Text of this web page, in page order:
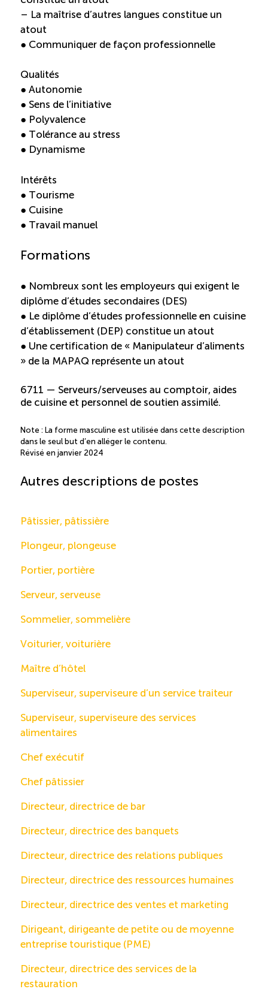
– La maîtrise d’autres langues constitue un
atout
● Communiquer de façon professionnelle
Qualités
● Autonomie
● Sens de l’initiative
● Polyvalence
● Tolérance au stress
● Dynamisme
Intérêts
● Tourisme
● Cuisine
● Travail manuel
Formations
● Nombreux sont les employeurs qui exigent le
diplôme d’études secondaires (DES)
● Le diplôme d’études professionnelle en cuisine
d’établissement (DEP) constitue un atout
● Une certification de « Manipulateur d’aliments
» de la MAPAQ représente un atout
6711 — Serveurs/serveuses au comptoir, aides
de cuisine et personnel de soutien assimilé.
Note : La forme masculine est utilisée dans cette description
dans le seul but d’en alléger le contenu.
Révisé en janvier 2024
Autres descriptions de postes
Pâtissier, pâtissière
Plongeur, plongeuse
Portier, portière
Serveur, serveuse
Sommelier, sommelière
Voiturier, voiturière
Maître d’hôtel
Superviseur, superviseure d’un service traiteur
Superviseur, superviseure des services
alimentaires
Chef exécutif
Chef pâtissier
Directeur, directrice de bar
Directeur, directrice des banquets
Directeur, directrice des relations publiques
Directeur, directrice des ressources humaines
Directeur, directrice des ventes et marketing
Dirigeant, dirigeante de petite ou de moyenne
entreprise touristique (PME)
Directeur, directrice des services de la
restauration